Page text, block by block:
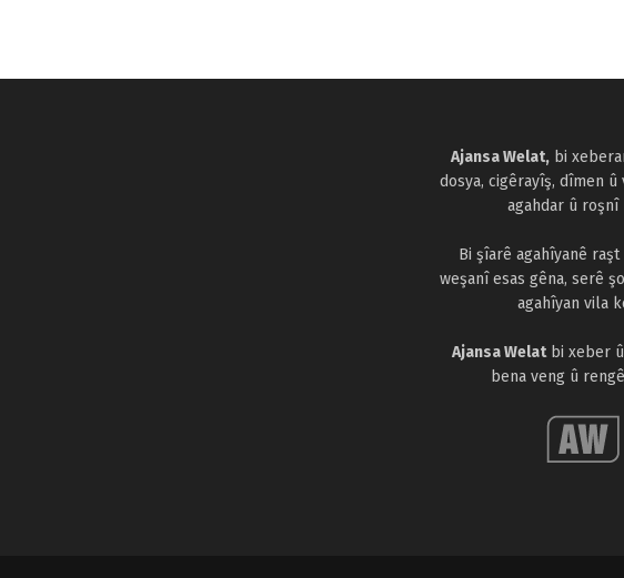
Ajansa Welat,bi
dosya, cigêrayîş, dîmen
agahdar û roşnî
Bi şîarê agahîyanê
weşanî esas gêna, serê
agahîyan vila
Ajansa Welatbi xeber û
bena veng û